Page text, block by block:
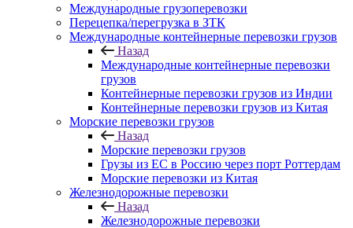
Международные грузоперевозки
Перецепка/перегрузка в ЗТК
Международные контейнерные перевозки грузов
Назад
Международные контейнерные перевозки
грузов
Контейнерные перевозки грузов из Индии
Контейнерные перевозки грузов из Китая
Морские перевозки грузов
Назад
Морские перевозки грузов
Грузы из ЕС в Россию через порт Роттердам
Морские перевозки из Китая
Железнодорожные перевозки
Назад
Железнодорожные перевозки